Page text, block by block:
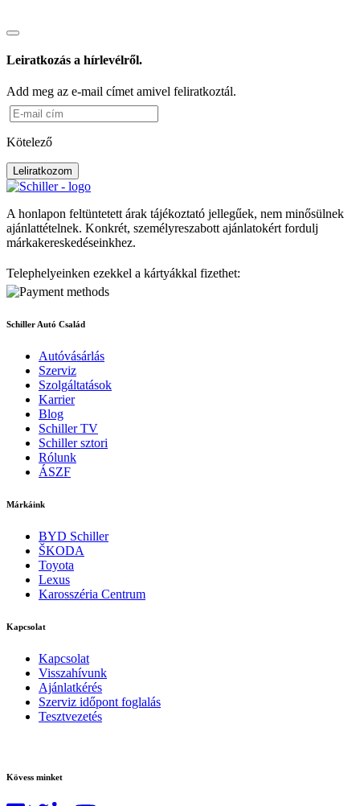
Leiratkozás a hírlevélről.
Add meg az e-mail címet amivel feliratkoztál.
Kötelező
Leliratkozom
A honlapon feltüntetett árak tájékoztató jellegűek, nem minősülnek
ajánlattételnek. Konkrét, személyreszabott ajánlatokért fordulj
márkakereskedéseinkhez.
Telephelyeinken ezekkel a kártyákkal fizethet:
Schiller Autó Család
Autóvásárlás
Szerviz
Szolgáltatások
Karrier
Blog
Schiller TV
Schiller sztori
Rólunk
ÁSZF
Márkáink
BYD Schiller
ŠKODA
Toyota
Lexus
Karosszéria Centrum
Kapcsolat
Kapcsolat
Visszahívunk
Ajánlatkérés
Szerviz időpont foglalás
Tesztvezetés
Kövess minket